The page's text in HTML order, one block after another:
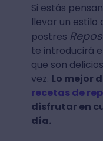
Si estás
llevar un estilo
postres
te introducirá
que son
vez. Lo mejor
recetas de
disfrutar en
día.